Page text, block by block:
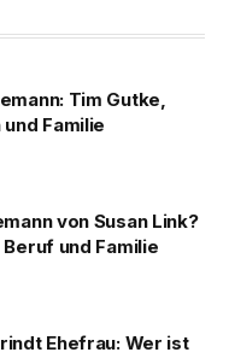
Tim Gutke,
Familie
von Susan Link?
und Familie
Ehefrau: Wer ist